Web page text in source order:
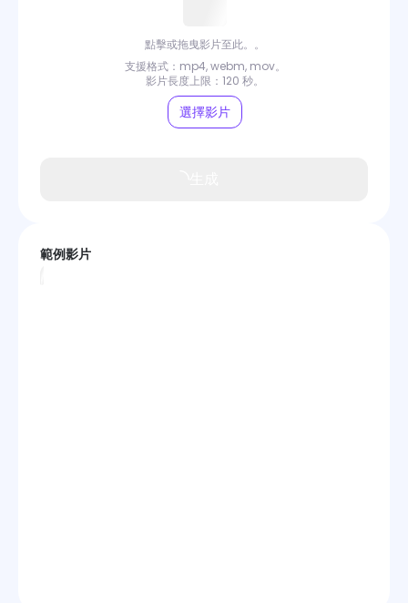
AI 圖像動畫師
影片模型
點擊或拖曳影片至此。。
支援格式：mp4, webm, mov。
影片長度上限：120 秒。
選擇影片
範例影片